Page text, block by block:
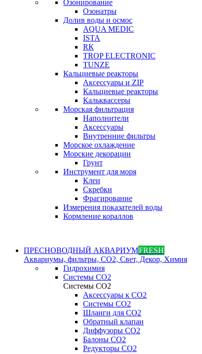
Озонирование
Озонатры
Долив воды и осмос
AQUA MEDIC
ISTA
RК
TROP ELECTRONIC
TUNZE
Кальциевые реакторы
Аксессуары и ZIP
Кальциевые реакторы
Кальквассеры
Морская фильтрация
Наполнители
Аксессуары
Внутренние фильтры
Морское охлаждение
Морские декорации
Грунт
Инструмент для моря
Клеи
Скребки
Фрагирование
Измерения показателей воды
Кормление кораллов
ПРЕСНОВОДНЫЙ АКВАРИУМFRESH
Аквариумы, фильтры, СО2, Свет, Декор, Химия
Гидрохимия
Системы СО2
Системы СО2
Аксессуары к СО2
Системы СО2
Шланги для CO2
Обратный клапан
Диффузоры СO2
Балоны CO2
Редукторы CO2